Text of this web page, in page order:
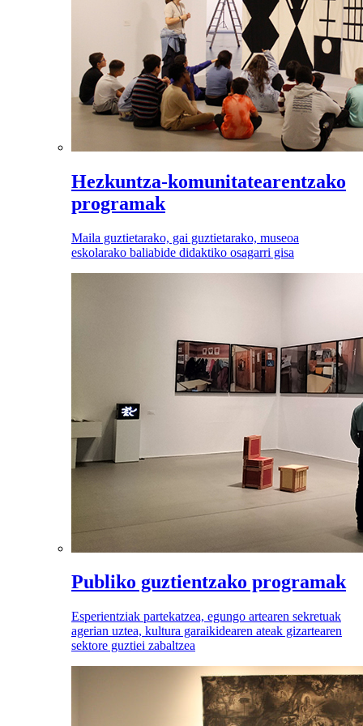
Hezkuntza-komunitatearentzako
programak
Maila guztietarako, gai guztietarako, museoa
eskolarako baliabide didaktiko osagarri gisa
Publiko guztientzako programak
Esperientziak partekatzea, egungo artearen sekretuak
agerian uztea, kultura garaikidearen ateak gizartearen
sektore guztiei zabaltzea